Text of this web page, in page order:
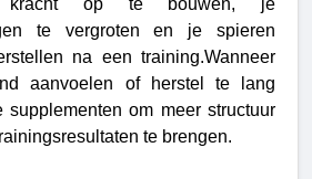
op te bouwen, je
te vergroten en je spieren
na een training.Wanneer
aanvoelen of herstel te lang
supplementen om meer structuur
te brengen.